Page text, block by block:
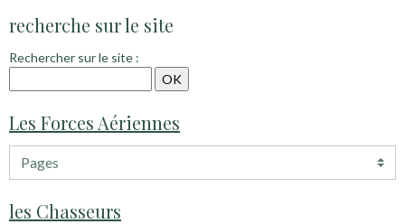
recherche sur le site
Rechercher sur le site :
Les Forces Aériennes
les Chasseurs